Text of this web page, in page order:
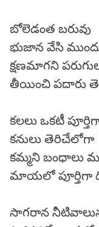
బోలెడంత బరువు
భుజాన వేసి
క్షణమాగని
తీయించి పదారు
కలలు ఒకటీ
కనులు తెరిచేలోగా
కమ్మని బంధాలు
మాయలో పూర్తిగా
సాగరాన